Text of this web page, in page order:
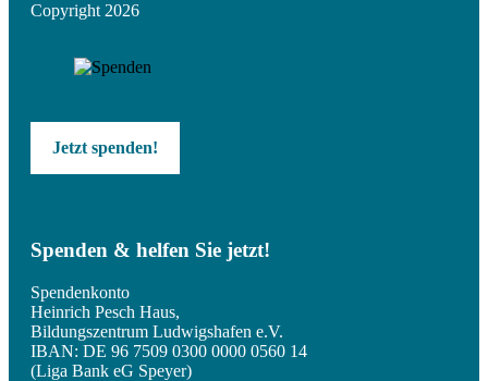
Copyright 2026
Jetzt spenden!
Spenden & helfen Sie jetzt!
Spendenkonto
Heinrich Pesch Haus,
Bildungszentrum Ludwigshafen e.V.
IBAN: DE 96 7509 0300 0000 0560 14
(Liga Bank eG Speyer)